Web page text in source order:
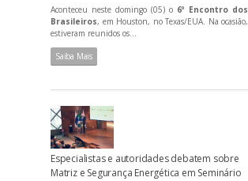
Aconteceu neste domingo (05) o 6º Encontro dos
Brasileiros, em Houston, no Texas/EUA. Na ocasião,
estiveram reunidos os...
Saiba Mais
Especialistas e autoridades debatem sobre
Matriz e Segurança Energética em Seminário